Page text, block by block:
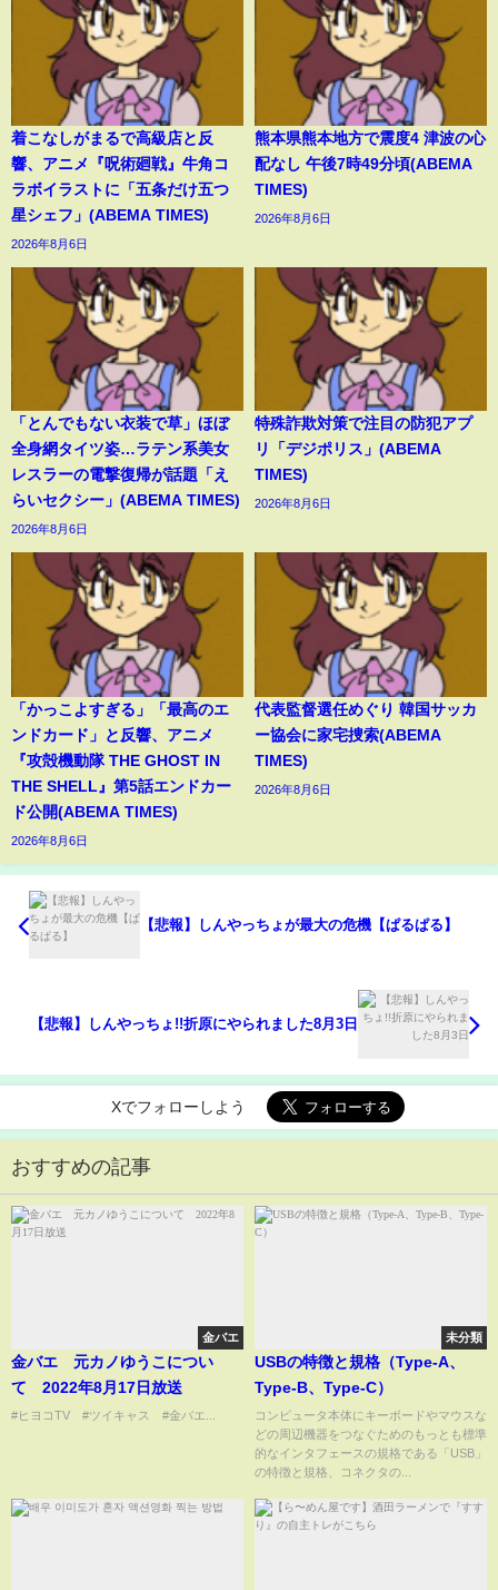
着こなしがまるで高級店と反
響、アニメ『呪術廻戦』牛角コ
ラボイラストに「五条だけ五つ
星シェフ」(ABEMA TIMES)
2026年8月6日
熊本県熊本地方で震度4 津波の心
配なし 午後7時49分頃(ABEMA
TIMES)
2026年8月6日
「とんでもない衣装で草」ほぼ
全身網タイツ姿…ラテン系美女
レスラーの電撃復帰が話題「え
らいセクシー」(ABEMA TIMES)
2026年8月6日
特殊詐欺対策で注目の防犯アプ
リ「デジポリス」(ABEMA
TIMES)
2026年8月6日
「かっこよすぎる」「最高のエ
ンドカード」と反響、アニメ
『攻殻機動隊 THE GHOST IN
THE SHELL』第5話エンドカー
ド公開(ABEMA TIMES)
2026年8月6日
代表監督選任めぐり 韓国サッカ
ー協会に家宅捜索(ABEMA
TIMES)
2026年8月6日
【悲報】しんやっちょが最大の危機【ぱるぱる】
【悲報】しんやっちょ!!折原にやられました8月3日
Xでフォローしよう
おすすめの記事
金バエ
金バエ 元カノゆうこについ
て 2022年8月17日放送
#ヒヨコTV #ツイキャス #金バエ...
未分類
USBの特徴と規格（Type-A、
Type-B、Type-C）
コンピュータ本体にキーボードやマウスな
どの周辺機器をつなぐためのもっとも標準
的なインタフェースの規格である「USB」
の特徴と規格、コネクタの...